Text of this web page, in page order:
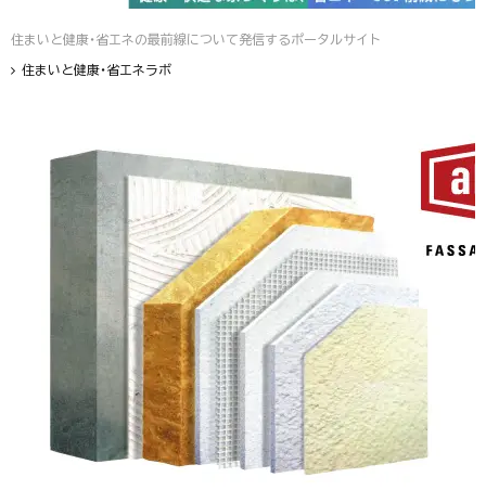
住まいと健康・省エネの最前線について発信するポータルサイト
住まいと健康・省エネラボ